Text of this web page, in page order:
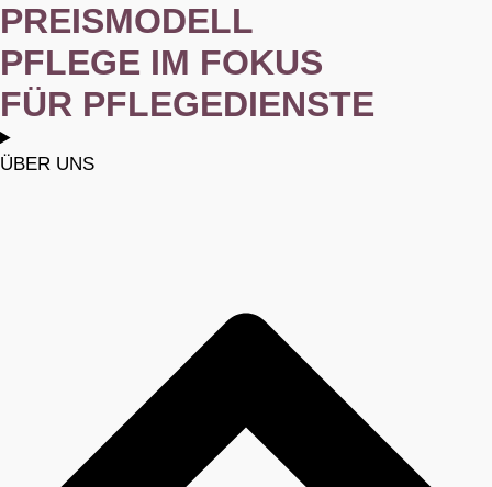
PREISMODELL
PFLEGE IM FOKUS
FÜR PFLEGEDIENSTE
ÜBER UNS